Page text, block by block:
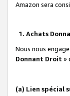
Amazon sera
1. Achats
Nous nous
Donnant Droit »
(a) Lien spécial